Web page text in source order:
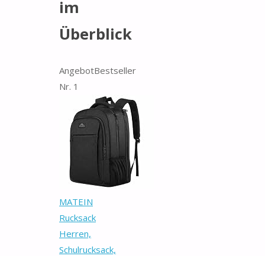
im
Überblick
AngebotBestseller
Nr. 1
MATEIN
Rucksack
Herren,
Schulrucksack,